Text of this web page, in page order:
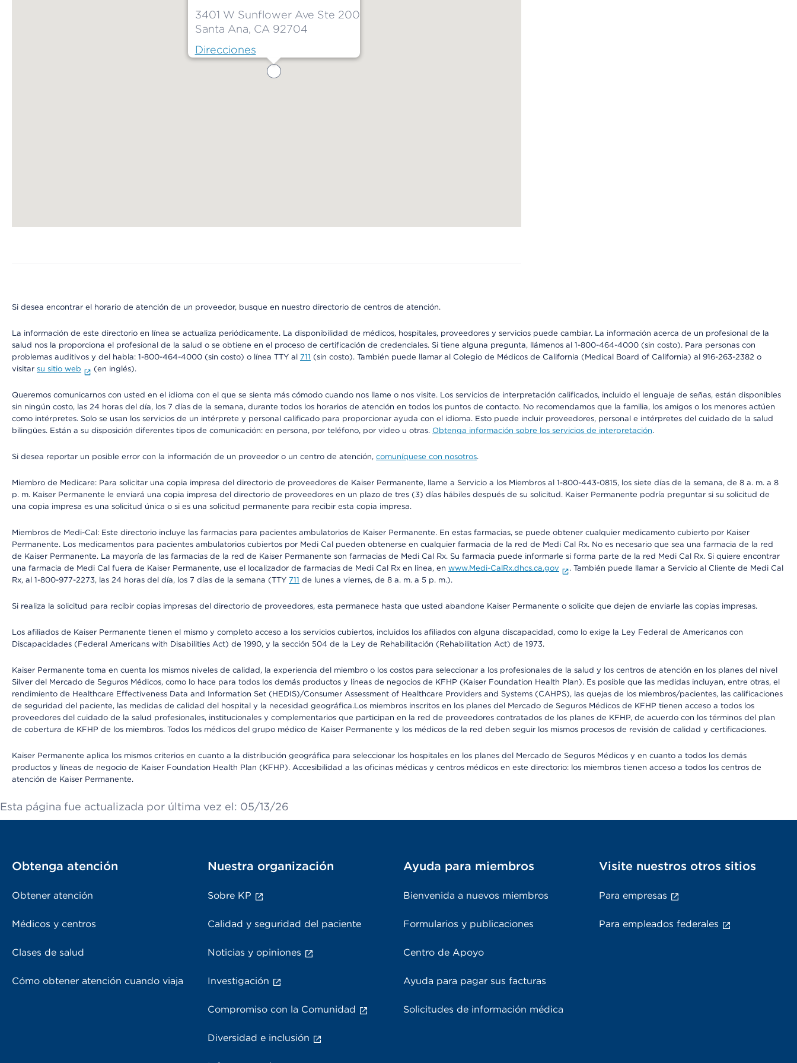
3401 W Sunflower Ave Ste 200
Santa Ana, CA 92704
Direcciones
Si desea encontrar el horario de atención de un proveedor, busque en nuestro directorio de centros de atención.
La información de este directorio en línea se actualiza periódicamente. La disponibilidad de médicos, hospitales, proveedores y servicios puede cambiar. La información acerca de un profesional de la
salud nos la proporciona el profesional de la salud o se obtiene en el proceso de certificación de credenciales. Si tiene alguna pregunta, llámenos al 1-800-464-4000 (sin costo). Para personas con
problemas auditivos y del habla: 1-800-464-4000 (sin costo) o línea TTY al 711 (sin costo). También puede llamar al Colegio de Médicos de California (Medical Board of California) al 916-263-2382 o
visitar su sitio web (en inglés).
Queremos comunicarnos con usted en el idioma con el que se sienta más cómodo cuando nos llame o nos visite. Los servicios de interpretación calificados, incluido el lenguaje de señas, están disponibles
sin ningún costo, las 24 horas del día, los 7 días de la semana, durante todos los horarios de atención en todos los puntos de contacto. No recomendamos que la familia, los amigos o los menores actúen
como intérpretes. Solo se usan los servicios de un intérprete y personal calificado para proporcionar ayuda con el idioma. Esto puede incluir proveedores, personal e intérpretes del cuidado de la salud
bilingües. Están a su disposición diferentes tipos de comunicación: en persona, por teléfono, por video u otras. Obtenga información sobre los servicios de interpretación.
Si desea reportar un posible error con la información de un proveedor o un centro de atención, comuníquese con nosotros.
Miembro de Medicare: Para solicitar una copia impresa del directorio de proveedores de Kaiser Permanente, llame a Servicio a los Miembros al 1-800-443-0815, los siete días de la semana, de 8 a. m. a 8
p. m. Kaiser Permanente le enviará una copia impresa del directorio de proveedores en un plazo de tres (3) días hábiles después de su solicitud. Kaiser Permanente podría preguntar si su solicitud de
una copia impresa es una solicitud única o si es una solicitud permanente para recibir esta copia impresa.
Miembros de Medi-Cal: Este directorio incluye las farmacias para pacientes ambulatorios de Kaiser Permanente. En estas farmacias, se puede obtener cualquier medicamento cubierto por Kaiser
Permanente. Los medicamentos para pacientes ambulatorios cubiertos por Medi Cal pueden obtenerse en cualquier farmacia de la red de Medi Cal Rx. No es necesario que sea una farmacia de la red
de Kaiser Permanente. La mayoría de las farmacias de la red de Kaiser Permanente son farmacias de Medi Cal Rx. Su farmacia puede informarle si forma parte de la red Medi Cal Rx. Si quiere encontrar
una farmacia de Medi Cal fuera de Kaiser Permanente, use el localizador de farmacias de Medi Cal Rx en línea, en www.Medi-CalRx.dhcs.ca.gov
. También puede llamar a Servicio al Cliente de Medi Cal
Rx, al 1-800-977-2273, las 24 horas del día, los 7 días de la semana (TTY 711 de lunes a viernes, de 8 a. m. a 5 p. m.).
Si realiza la solicitud para recibir copias impresas del directorio de proveedores, esta permanece hasta que usted abandone Kaiser Permanente o solicite que dejen de enviarle las copias impresas.
Los afiliados de Kaiser Permanente tienen el mismo y completo acceso a los servicios cubiertos, incluidos los afiliados con alguna discapacidad, como lo exige la Ley Federal de Americanos con
Discapacidades (Federal Americans with Disabilities Act) de 1990, y la sección 504 de la Ley de Rehabilitación (Rehabilitation Act) de 1973.
Kaiser Permanente toma en cuenta los mismos niveles de calidad, la experiencia del miembro o los costos para seleccionar a los profesionales de la salud y los centros de atención en los planes del nivel
Silver del Mercado de Seguros Médicos, como lo hace para todos los demás productos y líneas de negocios de KFHP (Kaiser Foundation Health Plan). Es posible que las medidas incluyan, entre otras, el
rendimiento de Healthcare Effectiveness Data and Information Set (HEDIS)/Consumer Assessment of Healthcare Providers and Systems (CAHPS), las quejas de los miembros/pacientes, las calificaciones
de seguridad del paciente, las medidas de calidad del hospital y la necesidad geográfica.Los miembros inscritos en los planes del Mercado de Seguros Médicos de KFHP tienen acceso a todos los
proveedores del cuidado de la salud profesionales, institucionales y complementarios que participan en la red de proveedores contratados de los planes de KFHP, de acuerdo con los términos del plan
de cobertura de KFHP de los miembros. Todos los médicos del grupo médico de Kaiser Permanente y los médicos de la red deben seguir los mismos procesos de revisión de calidad y certificaciones.
Kaiser Permanente aplica los mismos criterios en cuanto a la distribución geográfica para seleccionar los hospitales en los planes del Mercado de Seguros Médicos y en cuanto a todos los demás
productos y líneas de negocio de Kaiser Foundation Health Plan (KFHP). Accesibilidad a las oficinas médicas y centros médicos en este directorio: los miembros tienen acceso a todos los centros de
atención de Kaiser Permanente.
Esta página fue actualizada por última vez el: 05/13/26
Obtenga atención
Obtener atención
Médicos y centros
Clases de salud
Cómo obtener atención cuando viaja
Nuestra organización
Sobre KP
Calidad y seguridad del paciente
Noticias y opiniones
Investigación
Compromiso con la Comunidad
Diversidad e inclusión
Ayuda para miembros
Bienvenida a nuevos miembros
Formularios y publicaciones
Centro de Apoyo
Ayuda para pagar sus facturas
Solicitudes de información médica
Visite nuestros otros sitios
Para empresas
Para empleados federales